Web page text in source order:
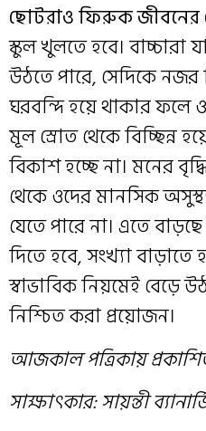
ছোটরাও ফিরুক জীবনের
স্কুল খুলতে হবে। বাচ্চারা
উঠতে পারে, সেদিকে নজর
ঘরবন্দি হয়ে থাকার ফলে
মূল স্রোত থেকে বিচ্ছিন্ন
বিকাশ হচ্ছে না। মনের
থেকে ওদের মানসিক
যেতে পারে না। এতে
দিতে হবে, সংখ্যা বাড়াতে
স্বাভাবিক নিয়মেই বেড়ে
নিশ্চিত করা প্রয়োজন।
আজকাল পত্রিকায়
সাক্ষাৎকার: সায়ন্তী